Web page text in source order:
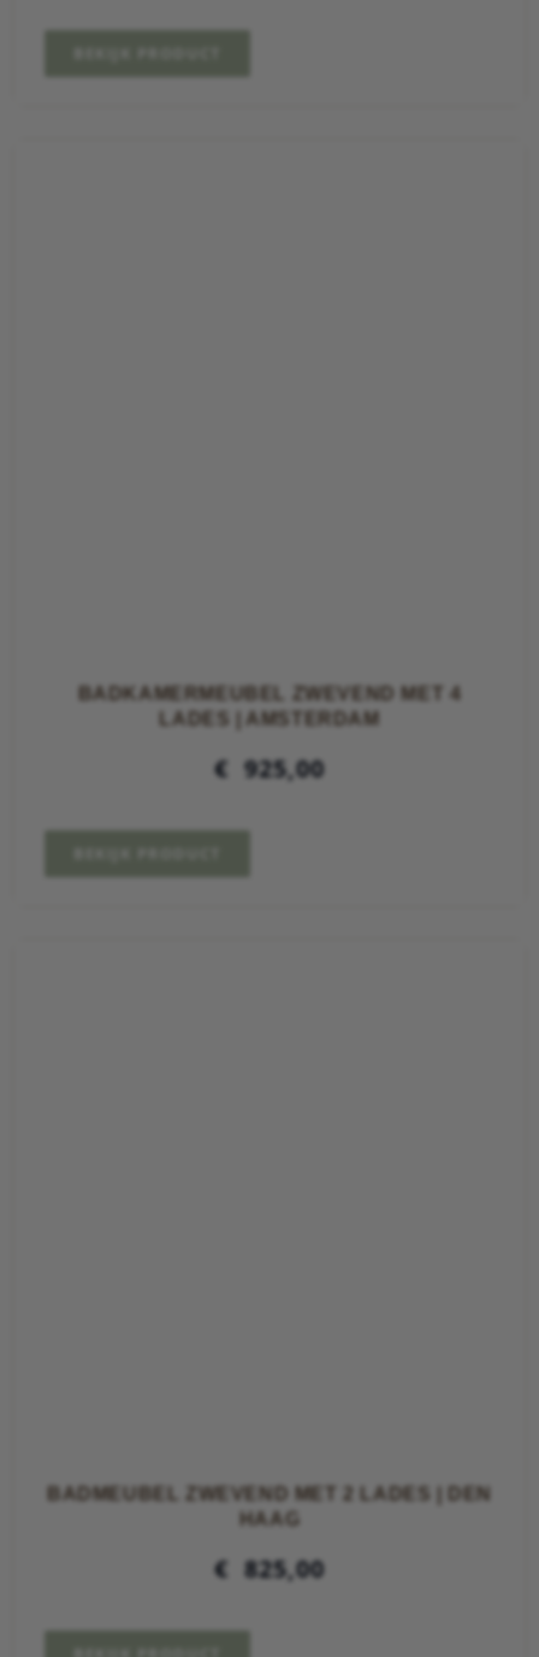
BADKAMERMEUBEL ZWEVEND MET 4
LADES | AMSTERDAM
€ 925,00
BADMEUBEL ZWEVEND MET 2 LADES | DEN
HAAG
€ 825,00